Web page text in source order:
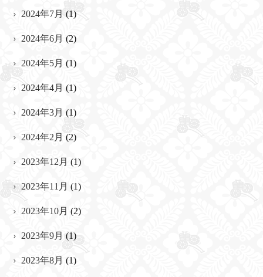
2024年7月 (1)
2024年6月 (2)
2024年5月 (1)
2024年4月 (1)
2024年3月 (1)
2024年2月 (2)
2023年12月 (1)
2023年11月 (1)
2023年10月 (2)
2023年9月 (1)
2023年8月 (1)